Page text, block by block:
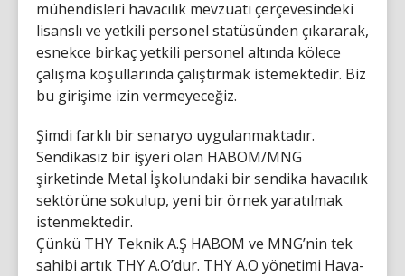
mühendisleri havacılık mevzuatı çerçevesindeki
lisanslı ve yetkili personel statüsünden çıkararak,
esnekce birkaç yetkili personel altında kölece
çalışma koşullarında çalıştırmak istemektedir. Biz
bu girişime izin vermeyeceğiz.
Şimdi farklı bir senaryo uygulanmaktadır.
Sendikasız bir işyeri olan HABOM/MNG
şirketinde Metal İşkolundaki bir sendika havacılık
sektörüne sokulup, yeni bir örnek yaratılmak
istenmektedir.
Çünkü THY Teknik A.Ş HABOM ve MNG’nin tek
sahibi artık THY A.O’dur. THY A.O yönetimi Hava-